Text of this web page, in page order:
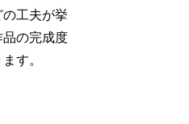
工夫が挙
の完成度
す。